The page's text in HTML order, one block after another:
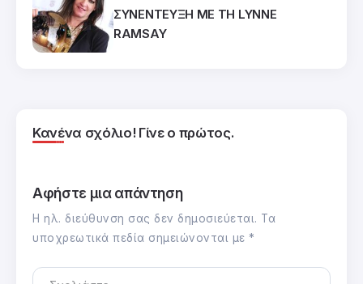
ΣΥΝΕΝΤΕΥΞΗ ΜΕ ΤΗ LYNNE
RAMSAY
Κανένα σχόλιο! Γίνε ο πρώτος.
Αφήστε μια απάντηση
Η ηλ. διεύθυνση σας δεν δημοσιεύεται. Τα
υποχρεωτικά πεδία σημειώνονται με *